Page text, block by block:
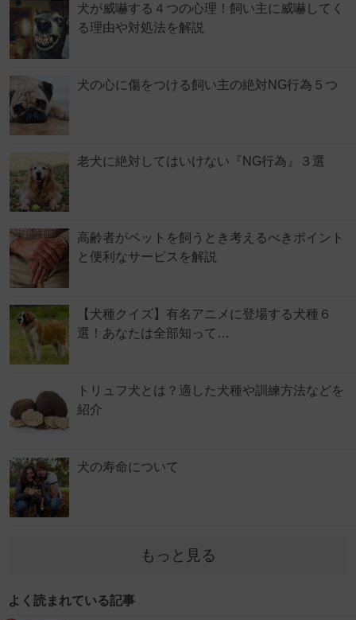
犬が威嚇する４つの心理！飼い主に威嚇してく
る理由や対処法を解説
犬の心に傷をつける飼い主の絶対NG行為５つ
老犬に絶対してはいけない『NG行為』３選
高齢者がペットを飼うとき考えるべきポイント
と便利なサービスを解説
【犬種クイズ】有名アニメに登場する犬種６
選！あなたは全部知って…
トリュフ犬とは？適した犬種や訓練方法などを
紹介
犬の寿命について
もっと見る
よく読まれている記事